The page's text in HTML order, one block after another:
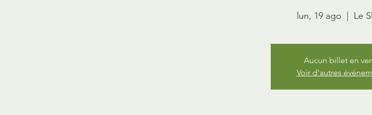
lun, 19 ago Le
Aucun billet en
Voir d'autres